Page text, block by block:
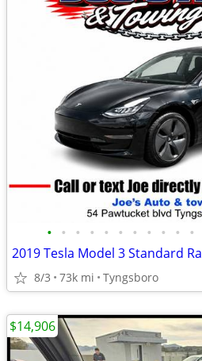
• • • • • • • • • • •
2019 Tesla Model 3 Standard
8/3 73k mi Tyngsboro
$14,906